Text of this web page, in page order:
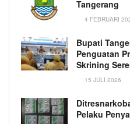
Tangerang
4 FEBRUARI
Bupati
Penguatan
Skrining
15 JULI 2026
Pelaku